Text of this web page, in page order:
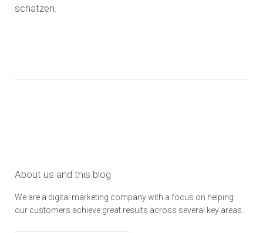
schätzen.
About us and this blog
We are a digital marketing company with a focus on helping
our customers achieve great results across several key areas.